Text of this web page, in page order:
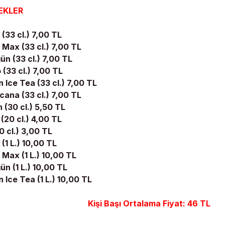
(33 cl.) 7,00 TL
Max (33 cl.) 7,00 TL
(33 cl.) 7,00 TL
(33 cl.) 7,00 TL
Ice Tea (33 cl.) 7,00 TL
(33 cl.) 7,00 TL
(30 cl.) 5,50 TL
cl.) 4,00 TL
cl.) 3,00 TL
L.) 10,00 TL
Max (1 L.) 10,00 TL
(1 L.) 10,00 TL
Ice Tea (1 L.) 10,00 TL
Kişi Başı Ortalama Fiyat: 46 TL